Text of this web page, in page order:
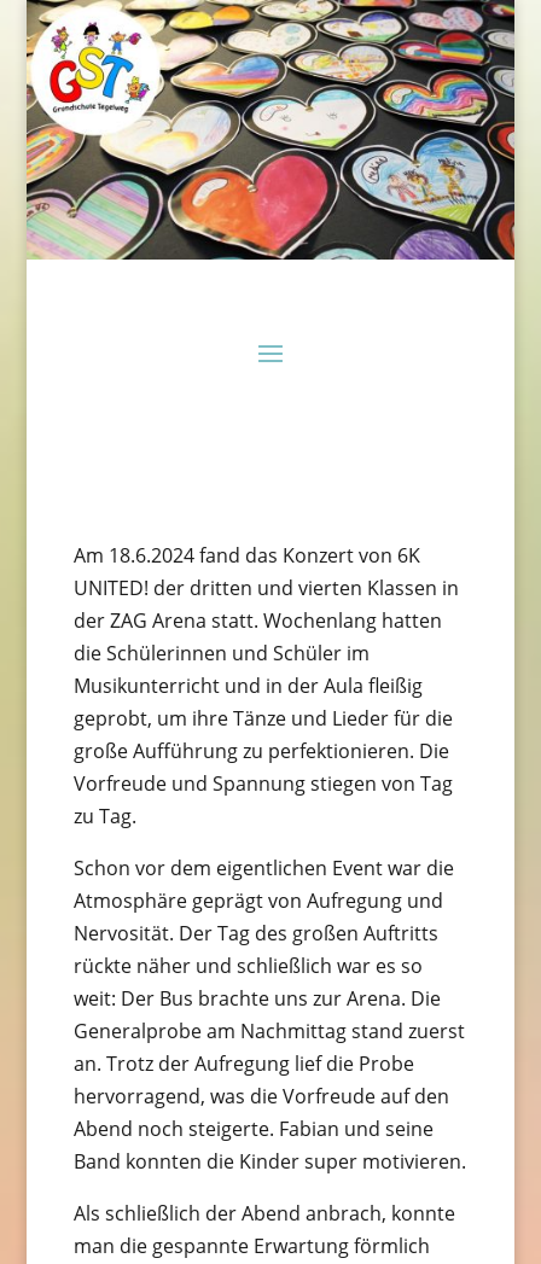
Am 18.6.2024 fand das Konzert von 6K
UNITED! der dritten und vierten Klassen in
der ZAG Arena statt. Wochenlang hatten
die Schülerinnen und Schüler im
Musikunterricht und in der Aula fleißig
geprobt, um ihre Tänze und Lieder für die
große Aufführung zu perfektionieren. Die
Vorfreude und Spannung stiegen von Tag
zu Tag.
Schon vor dem eigentlichen Event war die
Atmosphäre geprägt von Aufregung und
Nervosität. Der Tag des großen Auftritts
rückte näher und schließlich war es so
weit: Der Bus brachte uns zur Arena. Die
Generalprobe am Nachmittag stand zuerst
an. Trotz der Aufregung lief die Probe
hervorragend, was die Vorfreude auf den
Abend noch steigerte. Fabian und seine
Band konnten die Kinder super motivieren.
Als schließlich der Abend anbrach, konnte
man die gespannte Erwartung förmlich